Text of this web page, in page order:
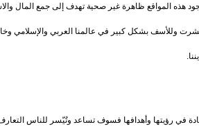
هذه المواقع ظاهرة غير صحية تهدف إلى جمع المال
وللأسف بشكل كبير في عالمنا العربي والإسلامي
في رؤيتها وأهدافها فسوف تساعد وتُيّسر للناس